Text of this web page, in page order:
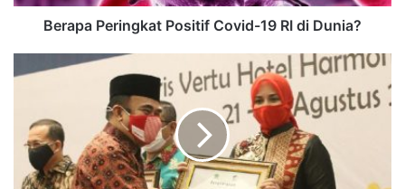
Berapa Peringkat Positif Covid-19 RI di Dunia?